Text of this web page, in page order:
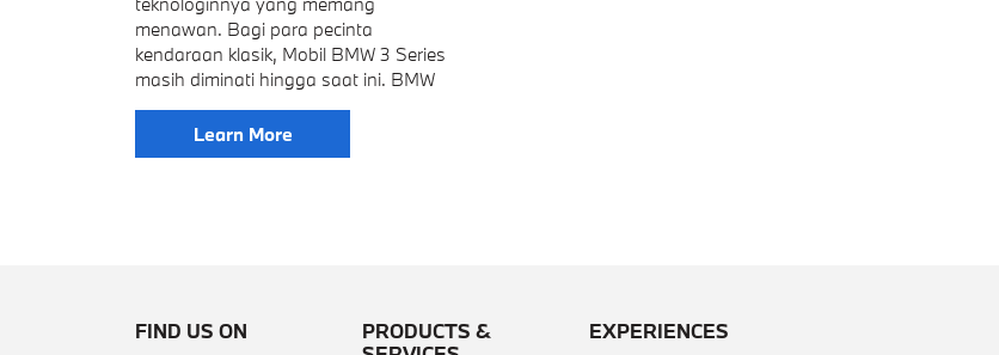
menawan. Bagi para pecinta
kendaraan klasik, Mobil BMW 3 Series
masih diminati hingga saat ini. BMW
Learn More
FIND US ON
PRODUCTS &
EXPERIENCES